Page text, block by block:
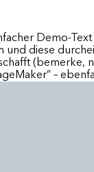
Demo-
und diese
(bemerke,
–